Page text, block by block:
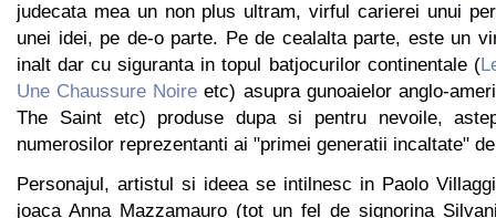
judecata mea un non plus ultram, virful carierei unui
unei idei, pe de-o parte. Pe de cealalta parte, este un
inalt dar cu siguranta in topul batjocurilor continentale (
Une Chaussure Noire etc) asupra gunoaielor anglo-
The Saint etc) produse dupa si pentru nevoile,
numerosilor reprezentanti ai "primei generatii incaltate"
Personajul, artistul si ideea se intilnesc in Paolo
joaca Anna Mazzamauro (tot un fel de signorina